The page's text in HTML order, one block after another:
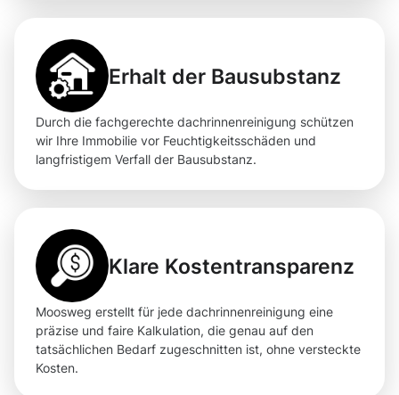
Erhalt der Bausubstanz
Durch die fachgerechte dachrinnenreinigung schützen
wir Ihre Immobilie vor Feuchtigkeitsschäden und
langfristigem Verfall der Bausubstanz.
Klare Kostentransparenz
Moosweg erstellt für jede dachrinnenreinigung eine
präzise und faire Kalkulation, die genau auf den
tatsächlichen Bedarf zugeschnitten ist, ohne versteckte
Kosten.